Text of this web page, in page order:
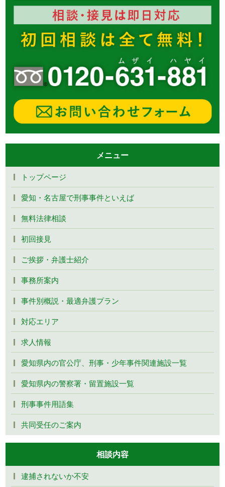
メニュー
トップページ
愛知・名古屋で刑事事件といえば
無料法律相談
初回接見
ご挨拶・弁護士紹介
事務所案内
事件別概説・最適弁護プラン
対応エリア
求人情報
愛知県内の官公庁、刑事・少年事件関連施設一覧
愛知県内の警察署・留置施設一覧
刑事事件用語集
共同受任のご案内
相談内容
逮捕されないか不安